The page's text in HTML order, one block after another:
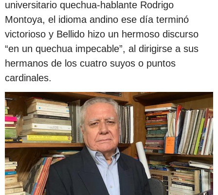
universitario quechua-hablante Rodrigo
Montoya, el idioma andino ese día terminó
victorioso y Bellido hizo un hermoso discurso
“en un quechua impecable”, al dirigirse a sus
hermanos de los cuatro suyos o puntos
cardinales.